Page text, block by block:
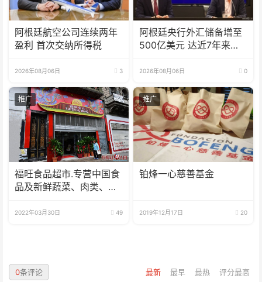
阿根廷航空公司连续两年
盈利 首次交纳所得税
2026年08月06日 3
阿根廷央行外汇储备增至
500亿美元 达近7年来最
2026年08月06日 0
推广
福旺食品超市.专营中国食
品及新鲜蔬菜、肉类、
2022年03月30日 49
推广
铂烽一心慈善基金
2019年12月17日 20
最新 最早 最热 评分最高
0条评论